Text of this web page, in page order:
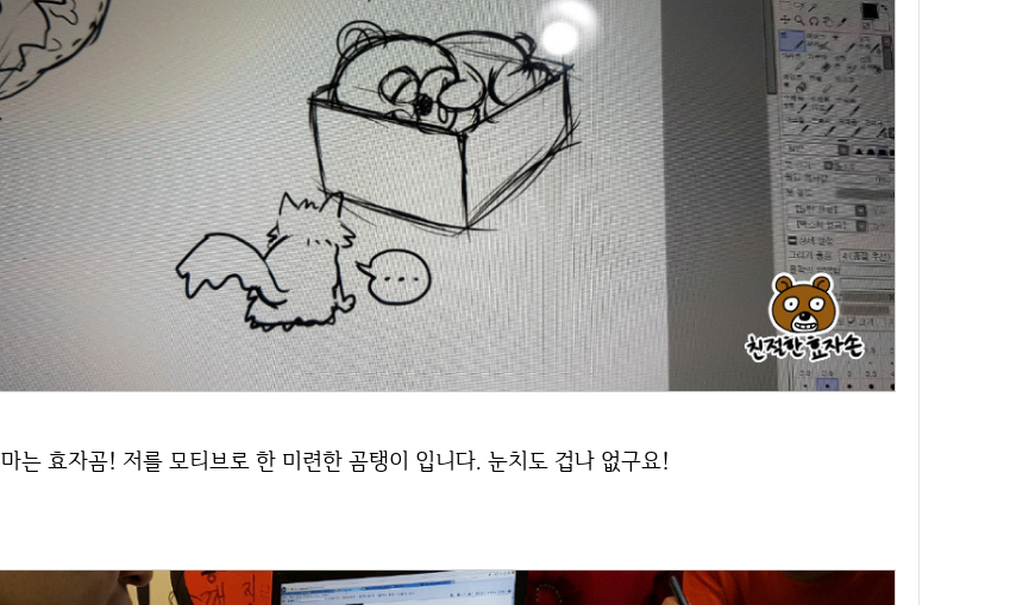
테마는 효자곰! 저를 모티브로 한 미련한 곰탱이 입니다. 눈치도 겁나 없구요!